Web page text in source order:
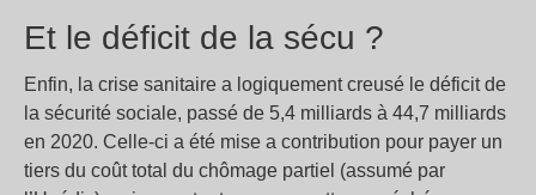
Et le déficit de la sécu ?
Enfin, la crise sanitaire a logiquement creusé le déficit de
la sécurité sociale, passé de 5,4 milliards à 44,7 milliards
en 2020. Celle-ci a été mise a contribution pour payer un
tiers du coût total du chômage partiel (assumé par